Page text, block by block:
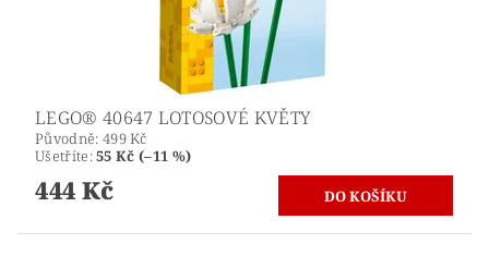
LEGO® 40647 LOTOSOVÉ KVĚTY
Původně: 499 Kč
Ušetříte:55 Kč (–11 %)
444 Kč